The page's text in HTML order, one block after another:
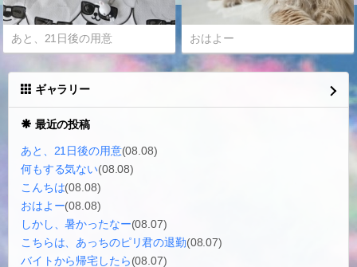
あと、21日後の用意 おはよー
ギャラリー
最近の投稿
あと、21日後の用意(08.08)
何もする気ない(08.08)
こんちは(08.08)
おはよー(08.08)
しかし、暑かったなー(08.07)
こちらは、あっちのピリ君の退勤(08.07)
バイトから帰宅したら(08.07)